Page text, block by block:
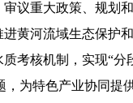
议重大政策、规划
黄河流域生态保护
考核机制，实现“分
，为特色产业协同提